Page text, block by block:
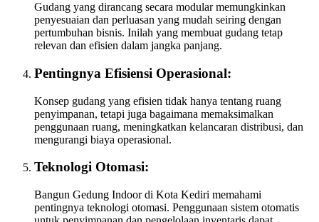
Gudang yang dirancang secara modular memungkinkan
penyesuaian dan perluasan yang mudah seiring dengan
pertumbuhan bisnis. Inilah yang membuat gudang tetap
relevan dan efisien dalam jangka panjang.
Pentingnya Efisiensi Operasional:
Konsep gudang yang efisien tidak hanya tentang ruang
penyimpanan, tetapi juga bagaimana memaksimalkan
penggunaan ruang, meningkatkan kelancaran distribusi, dan
mengurangi biaya operasional.
Teknologi Otomasi:
Bangun Gedung Indoor di Kota Kediri memahami
pentingnya teknologi otomasi. Penggunaan sistem otomatis